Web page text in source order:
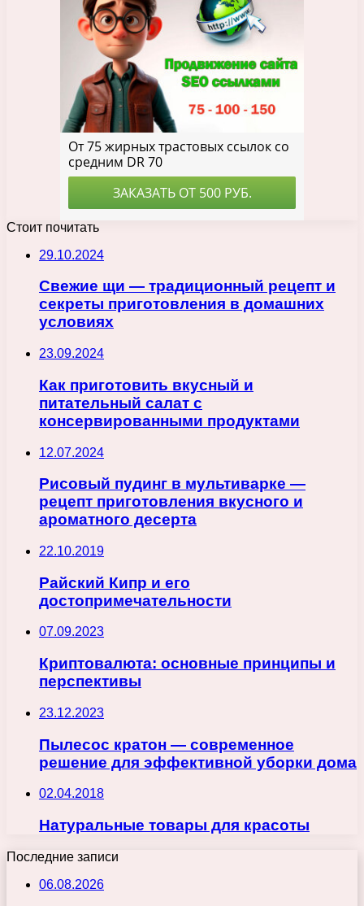
Стоит почитать
29.10.2024
Свежие щи — традиционный рецепт и
секреты приготовления в домашних
условиях
23.09.2024
Как приготовить вкусный и
питательный салат с
консервированными продуктами
12.07.2024
Рисовый пудинг в мультиварке —
рецепт приготовления вкусного и
ароматного десерта
22.10.2019
Райский Кипр и его
достопримечательности
07.09.2023
Криптовалюта: основные принципы и
перспективы
23.12.2023
Пылесос кратон — современное
решение для эффективной уборки дома
02.04.2018
Натуральные товары для красоты
Последние записи
06.08.2026